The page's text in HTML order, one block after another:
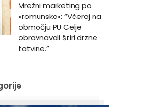
Mrežni marketing po
»romunsko«: “Včeraj na
območju PU Celje
obravnavali štiri drzne
tatvine.”